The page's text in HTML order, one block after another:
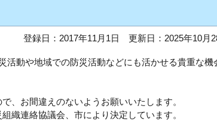
登録日：2017年11月1日 更新日：2025年10月
活動や地域での防災活動などにも活かせる貴重な機
、お間違えのないようお願いいたします。
織連絡協議会、市により決定しています。